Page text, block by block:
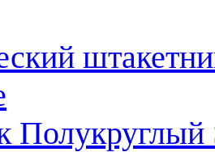
Полукруглый